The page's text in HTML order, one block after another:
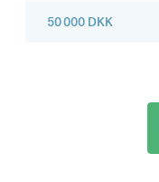
50 000 DKK